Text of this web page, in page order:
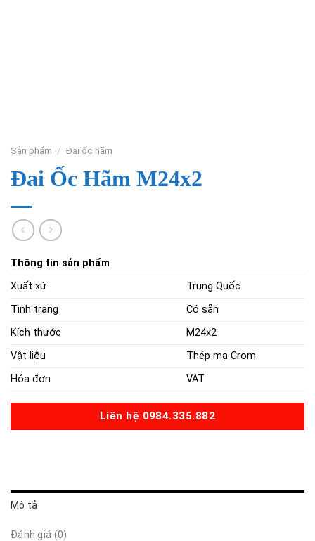
Sản phẩm / Đai ốc hãm
Đai Ốc Hãm M24x2
Thông tin sản phẩm
Xuất xứ
Trung Quốc
Tình trạng
Có sẵn
Kích thước
M24x2
Vật liệu
Thép mạ Crom
Hóa đơn
VAT
Liên hệ 0984.335.882
Mô tả
Đánh giá (0)